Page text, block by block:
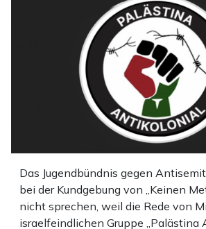
Das Jugendbündnis gegen
bei der Kundgebung von „Keinen
nicht sprechen, weil die Rede von
israelfeindlichen Gruppe „Palästina